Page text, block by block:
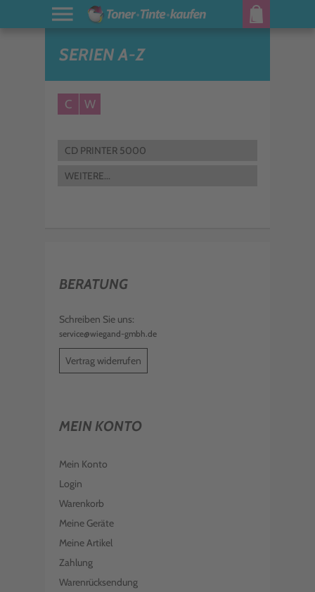
SERIEN A-Z
C W
CD PRINTER 5000
WEITERE...
BERATUNG
Schreiben Sie uns:
service@wiegand-gmbh.de
Vertrag widerrufen
MEIN KONTO
Mein Konto
Login
Warenkorb
Meine Geräte
Meine Artikel
Zahlung
Warenrücksendung